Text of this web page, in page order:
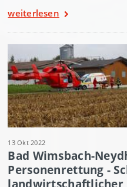
weiterlesen
13 Okt 2022
Bad Wimsbach-
Personenrettung -
landwirtschaftlicher